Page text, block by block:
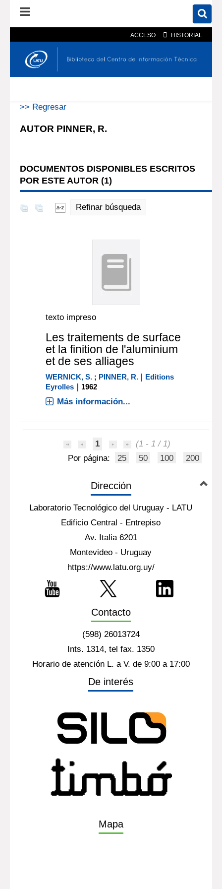
ACCESO HISTORIAL
En el catálogo En el sitio
>> Regresar
AUTOR PINNER, R.
DOCUMENTOS DISPONIBLES ESCRITOS
POR ESTE AUTOR (1)
Refinar búsqueda
texto impreso
Les traitements de surface
et la finition de l'aluminium
et de ses alliages
WERNICK, S. ; PINNER, R. | Editions
Eyrolles | 1962
Más información...
1
(1 - 1 / 1)
Por página:
25 50 100 200
Dirección
Laboratorio Tecnológico del Uruguay - LATU
Edificio Central - Entrepiso
Av. Italia 6201
Montevideo - Uruguay
https://www.latu.org.uy/
Contacto
(598) 26013724
Ints. 1314, tel fax. 1350
Horario de atención L. a V. de 9:00 a 17:00
De interés
Mapa